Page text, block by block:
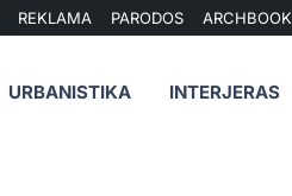
REKLAMA PARODOS ARCHBOOK
URBANISTIKA INTERJERAS